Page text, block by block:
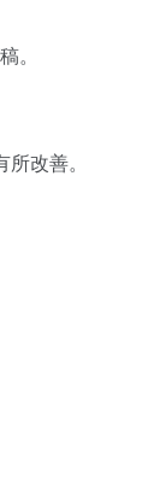
。
改善。